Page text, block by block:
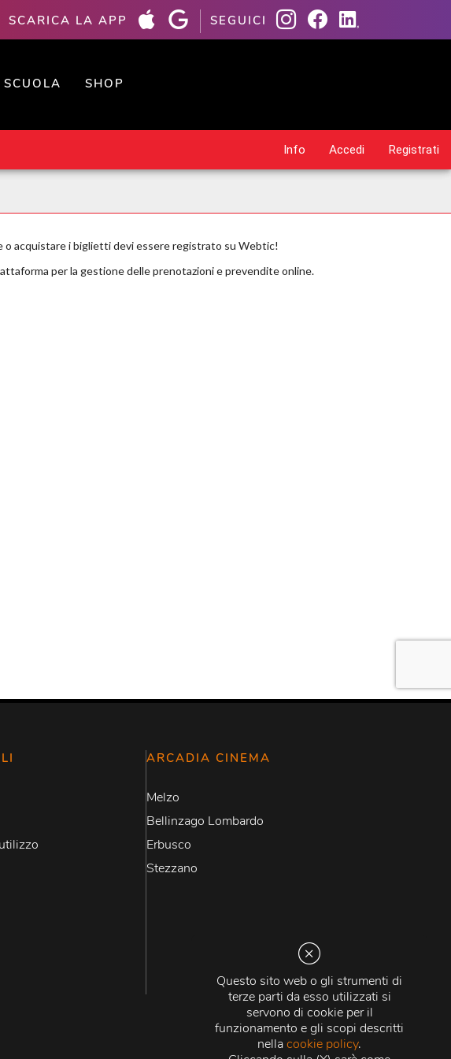
Questo sito web o gli strumenti di
terze parti da esso utilizzati si
servono di cookie per il
funzionamento e gli scopi descritti
nellacookie policy.
SCARICA LA APP SEGUICI
SCUOLA SHOP
ARCADIA CINEMA
Melzo
Bellinzago Lombardo
Erbusco
Stezzano